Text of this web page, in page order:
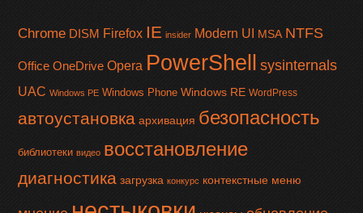
Chrome DISM Firefox IE insider Modern UI MSA NTFS
Office OneDrive Opera PowerShell sysinternals
UAC Windows PE Windows Phone Windows RE WordPress
автоустановка архивация безопасность
библиотеки видео восстановление
диагностика загрузка конкурс контекстные меню